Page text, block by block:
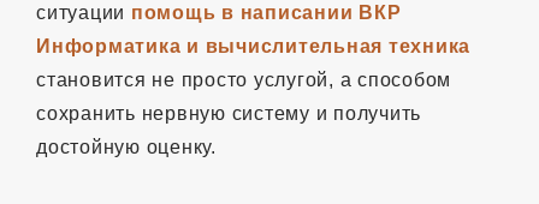
ситуации помощь в написании ВКР
Информатика и вычислительная техника
становится не просто услугой, а способом
сохранить нервную систему и получить
достойную оценку.